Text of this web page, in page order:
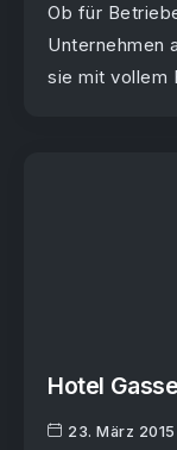
Ob für
Unternehmen
sie mit vollem
Hotel
23. März 2015